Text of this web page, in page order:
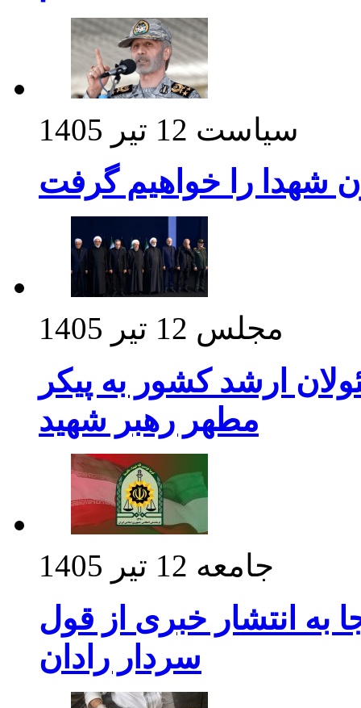
سیاست 12 تیر 1405
شهدا را خواهیم گرفت
مجلس 12 تیر 1405
ارشد کشور به پیکر
مطهر رهبر شهید
جامعه 12 تیر 1405
به انتشار خبری از قول
سردار رادان